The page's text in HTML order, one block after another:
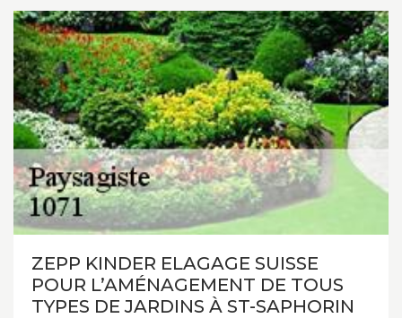
ZEPP KINDER ELAGAGE SUISSE
POUR L’AMÉNAGEMENT DE TOUS
TYPES DE JARDINS À ST-SAPHORIN